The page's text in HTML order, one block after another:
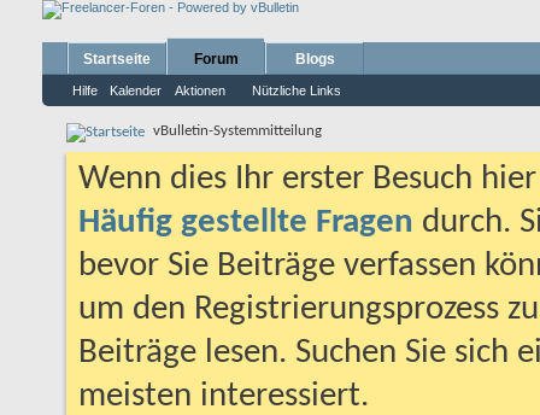
Startseite Forum
Hilfe Kalender Aktionen Nützliche Links
Blogs
vBulletin-Systemmitteilung
Wenn dies Ihr erster Besuch
Häufig gestellte Fragen durch.
bevor Sie Beiträge verfassen
um den Registrierungsprozess
Beiträge lesen. Suchen Sie sich
meisten interessiert.